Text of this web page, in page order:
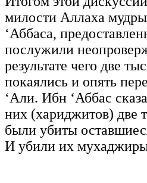
милости Аллаха
‘Аббаса,
послужили
результате чего две
покаялись и опять
‘Али. Ибн ‘Аббас
них (хариджитов) две
были убиты
И убили их